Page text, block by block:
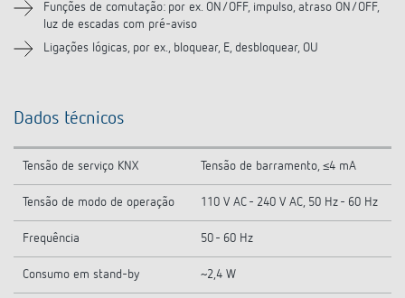
Funções de comutação: por ex. ON/OFF, impulso, atraso ON/OFF,
luz de escadas com pré-aviso
Ligações lógicas, por ex., bloquear, E, desbloquear, OU
Dados técnicos
Tensão de serviço KNX Tensão de barramento, ≤4 mA
Tensão de modo de operação 110 V AC - 240 V AC, 50 Hz - 60 Hz
Frequência 50 - 60 Hz
Consumo em stand-by ~2,4 W